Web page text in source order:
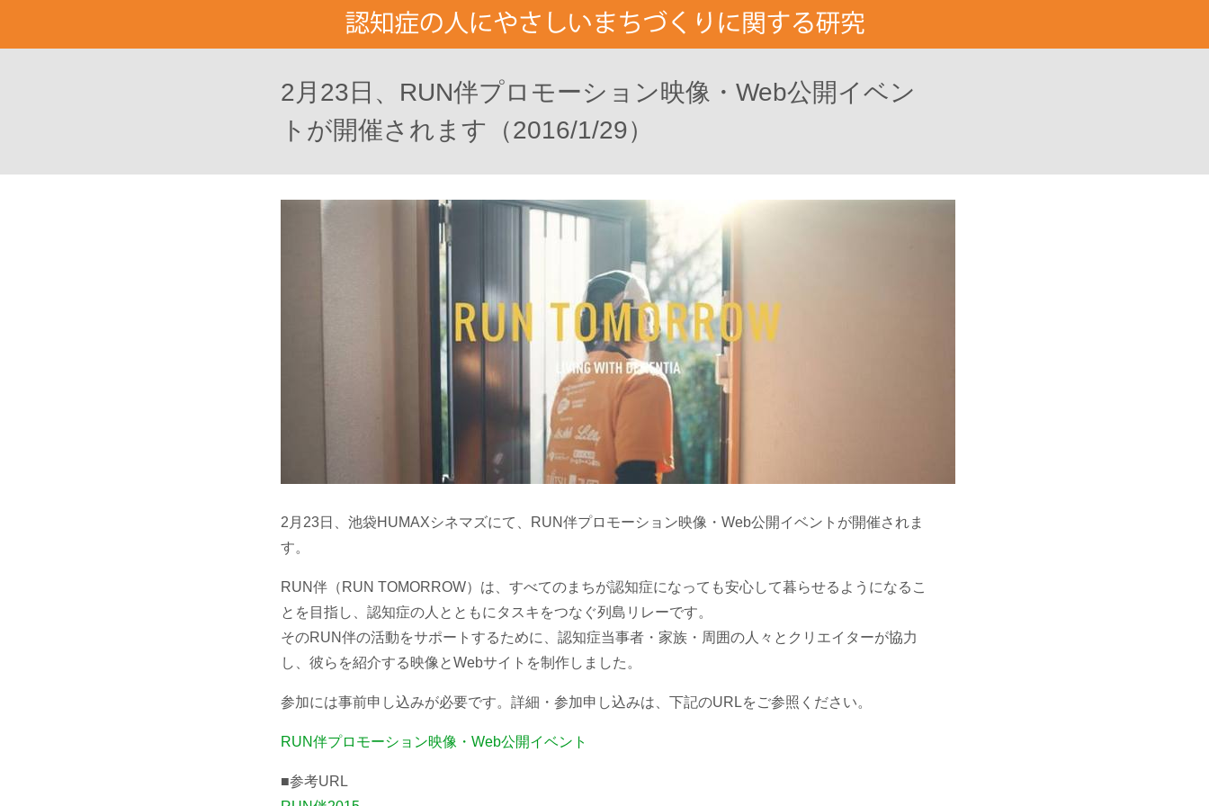
2月23日、RUN伴プロモーション映像・Web公開イベン
トが開催されます（2016/1/29）
2月23日、池袋HUMAXシネマズにて、RUN伴プロモーション映像・Web公開イベントが開催されま
す。
RUN伴（RUN TOMORROW）は、すべてのまちが認知症になっても安心して暮らせるようになるこ
とを目指し、認知症の人とともにタスキをつなぐ列島リレーです。
そのRUN伴の活動をサポートするために、認知症当事者・家族・周囲の人々とクリエイターが協力
し、彼らを紹介する映像とWebサイトを制作しました。
参加には事前申し込みが必要です。詳細・参加申し込みは、下記のURLをご参照ください。
RUN伴プロモーション映像・Web公開イベント
■参考URL